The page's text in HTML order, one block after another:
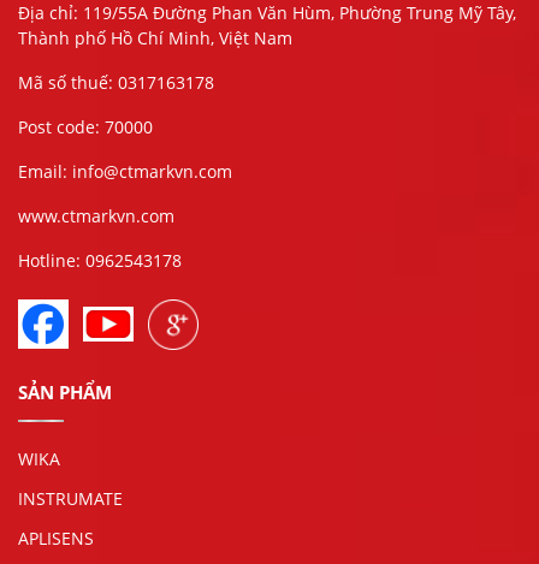
Địa chỉ: 119/55A Đường Phan Văn Hùm, Phường Trung Mỹ Tây,
Thành phố Hồ Chí Minh, Việt Nam
Mã số thuế: 0317163178
Post code: 70000
Email: info@ctmarkvn.com
www.ctmarkvn.com
Hotline: 0962543178
SẢN PHẨM
WIKA
INSTRUMATE
APLISENS